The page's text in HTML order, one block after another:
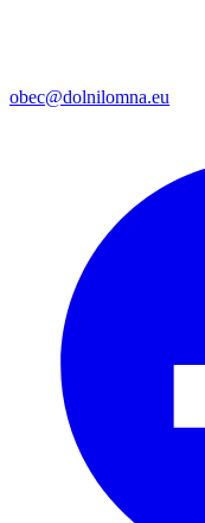
obec@dolnilomna.eu